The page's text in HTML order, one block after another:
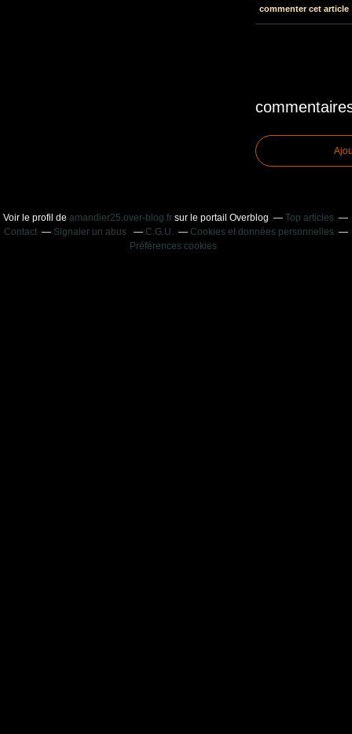
commenter cet article
Voir le profil deamandier25.over-blog.fr sur le portail Overblog
Top articles
Contact
Signaler un abus C.G.U.
Cookies et données personnelles
Préférences cookies